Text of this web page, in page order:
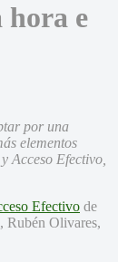
e
por una
elementos
Acceso Efectivo,
Efectivo de
Rubén Olivares,